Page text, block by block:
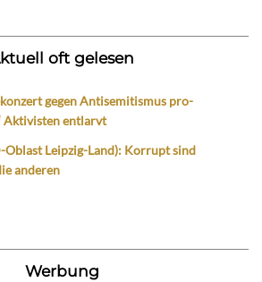
oft gelesen
gegen Antisemitismus pro-
Aktivisten entlarvt
Leipzig-Land): Korrupt sind
anderen
Werbung